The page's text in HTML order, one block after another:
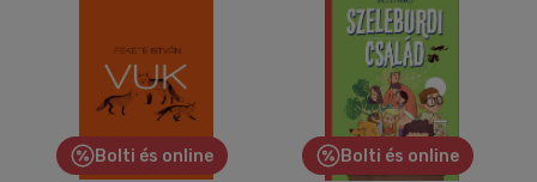
Bolti és online Bolti és online